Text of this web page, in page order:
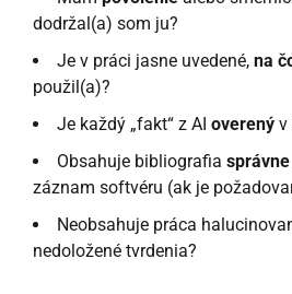
dodržal(a) som ju?
Je v práci jasne uvedené, na
použil(a)?
Je každý „fakt“ z AI overený v
Obsahuje bibliografia
záznam softvéru (ak je
Neobsahuje práca
nedoložené tvrdenia?